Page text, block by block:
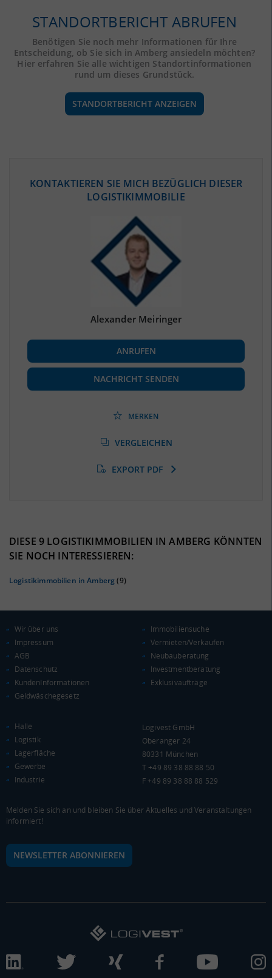
STANDORTBERICHT ABRUFEN
Benötigen Sie noch mehr Informationen für Ihre
Entscheidung, ob Sie sich in Amberg ansiedeln möchten?
Hier erfahren Sie alle wichtigen Standortinformationen
rund um dieses Grundstück.
STANDORTBERICHT ANZEIGEN
(STAND: 12/2019)
(Landkreis / Kreisfreie Stadt)
BESCHÄFTIGUNG
Beschäftigte
(Landkreis / Kreisfreie Stadt)
16.966
(Landkreis / Kreisfreie Stadt)
(Stand: 01/2020)
40%
KAUFKRAFT
Euro pro Kopf
(Landkreis / Kreisfreie Stadt)
KAUFKRAFT - EURO PRO KOPF
0 € 20.000 € 40.000 €
Bundesland
(LANDKREIS / KREISFREIE STADT)
Gesamt BIP je Erwerbstätigen BIP je Einwohner
KONTAKTIEREN SIE MICH BEZÜGLICH DIESER
LOGISTIKIMMOBILIE
Alexander Meiringer
ANRUFEN
NACHRICHT SENDEN
MERKEN
VERGLEICHEN
EXPORT PDF
DIESE 9 LOGISTIKIMMOBILIEN IN AMBERG KÖNNTEN
SIE NOCH INTERESSIEREN:
Logistikimmobilien in Amberg(9)
Wir über uns
Impressum
AGB
Datenschutz
KundenInformationen
Geldwäschegesetz
Immobiliensuche
Vermieten/Verkaufen
Neubauberatung
Investmentberatung
Exklusivaufträge
Halle
Logistik
Lagerfläche
Gewerbe
Industrie
Logivest GmbH
Oberanger 24
80331 München
T +49 89 38 88 88 50
F +49 89 38 88 88 529
Melden Sie sich an und bleiben Sie über Aktuelles und Veranstaltungen
informiert!
NEWSLETTER ABONNIEREN